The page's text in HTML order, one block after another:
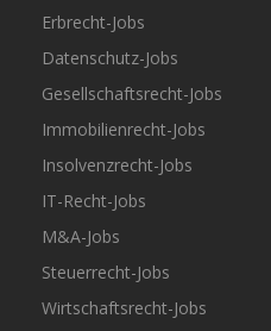
Erbrecht-Jobs
Datenschutz-Jobs
Gesellschaftsrecht-Jobs
Immobilienrecht-Jobs
Insolvenzrecht-Jobs
IT-Recht-Jobs
M&A-Jobs
Steuerrecht-Jobs
Wirtschaftsrecht-Jobs